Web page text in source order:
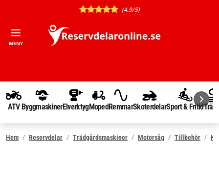
(4.9/5)
MENY
ATV ByggmaskinerElverktygMopedRemmarSkoterdelarSport & Fritid
Hem Reservdelar Trädgårdsmaskiner Motorsåg Tillbehör